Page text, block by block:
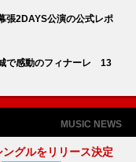
張2DAYS公演の公式レポ
で感動のフィナーレ 13
MUSIC NEWS
グルをリリース決定